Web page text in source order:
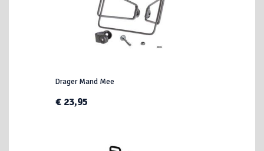
Drager Mand Mee
€ 23,95